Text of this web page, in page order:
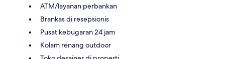
ATM/layanan perbankan
Brankas di resepsionis
Pusat kebugaran 24 jam
Kolam renang outdoor